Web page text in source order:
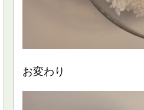
お変わり